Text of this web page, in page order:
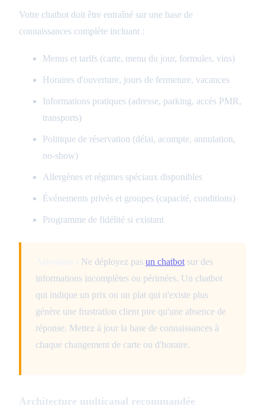
Votre chatbot doit être entraîné sur une base de
connaissances complète incluant :
Menus et tarifs (carte, menu du jour, formules, vins)
Horaires d'ouverture, jours de fermeture, vacances
Informations pratiques (adresse, parking, accès PMR,
transports)
Politique de réservation (délai, acompte, annulation,
no-show)
Allergènes et régimes spéciaux disponibles
Événements privés et groupes (capacité, conditions)
Programme de fidélité si existant
Ne déployez pas un chatbot sur des
informations incomplètes ou périmées. Un chatbot
qui indique un prix ou un plat qui n'existe plus
génère une frustration client pire qu'une absence de
réponse. Mettez à jour la base de connaissances à
chaque changement de carte ou d'horaire.
Architecture multicanal recommandée